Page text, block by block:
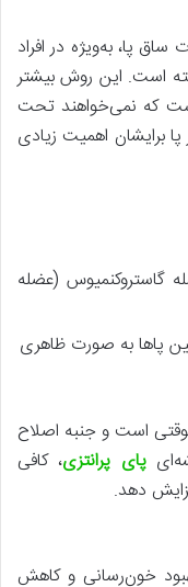
پا، به‌ویژه در افراد
است. این روش بیشتر
که نمی‌خواهند تحت
برایشان اهمیت زیادی
گاستروکنمیوس (عضله
پاها به صورت ظاهری
است و جنبه اصلاح
پای پرانتزی، کافی
دهد.
خون‌رسانی و کاهش